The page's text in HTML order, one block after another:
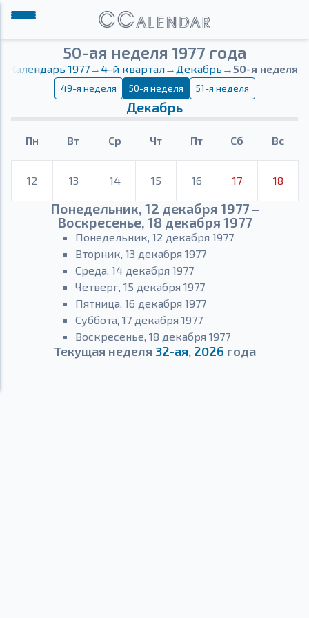
50-ая неделя 1977 года
Календарь 1977→ 4-й квартал→ Декабрь →50-я неделя
49-я неделя 50-я неделя 51-я неделя
Декабрь
Пн Вт Ср Чт Пт Сб Вс
12 13 14 15 16 17 18
Понедельник, 12 декабря 1977 –
Воскресенье, 18 декабря 1977
Понедельник, 12 декабря 1977
Вторник, 13 декабря 1977
Среда, 14 декабря 1977
Четверг, 15 декабря 1977
Пятница, 16 декабря 1977
Суббота, 17 декабря 1977
Воскресенье, 18 декабря 1977
Текущая неделя 32-ая, 2026 года